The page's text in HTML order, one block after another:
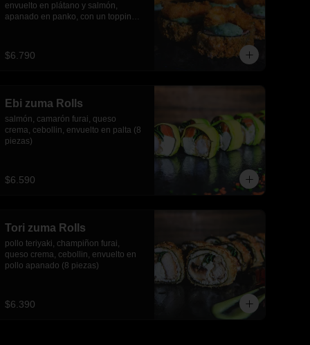
envuelto en plátano y salmón,
apanado en panko, con un topping
$6.790
Ebi zuma Rolls
salmón, camarón furai, queso
crema, cebollin, envuelto en palta (8
piezas)
$6.590
Tori zuma Rolls
pollo teriyaki, champiñon furai,
queso crema, cebollin, envuelto en
pollo apanado (8 piezas)
$6.390